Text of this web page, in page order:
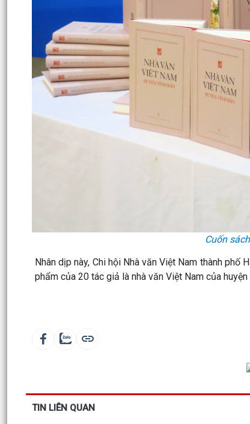
Cuốn
Nhân dịp này, Chi hội Nhà văn Việt Nam thành phố
phẩm của 20 tác giả là nhà văn Việt Nam của huyện
TIN LIÊN QUAN